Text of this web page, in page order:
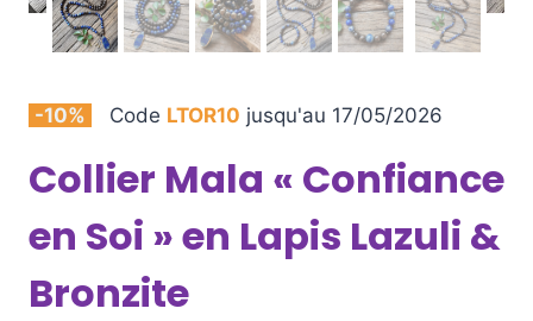
-10% Code LTOR10 jusqu'au 17/05/2026
Collier Mala « Confiance
en Soi » en Lapis Lazuli &
Bronzite